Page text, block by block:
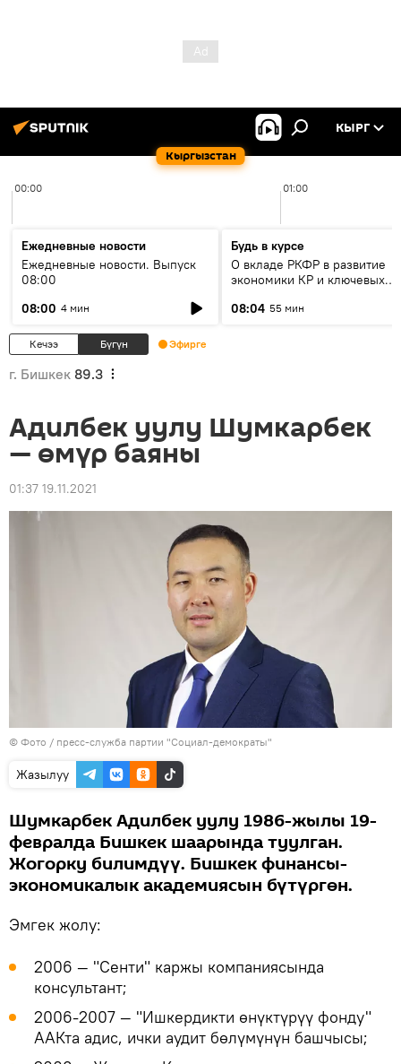
Кыргызстан
КЫРГ
00:00 01:00
Ежедневные новости
Ежедневные новости. Выпуск
08:00
08:00 4 мин
Будь в курсе
О вкладе РКФР в развитие
экономики КР и ключевых
08:04 55 мин
Кечээ Бүгүн Эфирге
г. Бишкек 89.3
Адилбек уулу Шумкарбек
— өмүр баяны
01:37 19.11.2021
© Фото / пресс-служба партии "Социал-демократы"
Жазылуу
Шумкарбек Адилбек уулу 1986-жылы 19-
февралда Бишкек шаарында туулган.
Жогорку билимдүү. Бишкек финансы-
экономикалык академиясын бүтүргөн.
Эмгек жолу:
2006 — "Сенти" каржы компаниясында
консультант;
2006-2007 ― "Ишкердикти өнүктүрүү фонду"
ААКта адис, ички аудит бөлүмүнүн башчысы;